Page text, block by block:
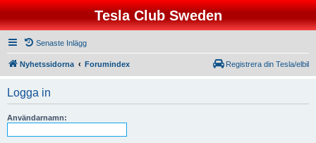
Tesla Club Sweden
Senaste Inlägg
Nyhetssidorna Forumindex Registrera din Tesla/elbil
Logga in
Användarnamn: